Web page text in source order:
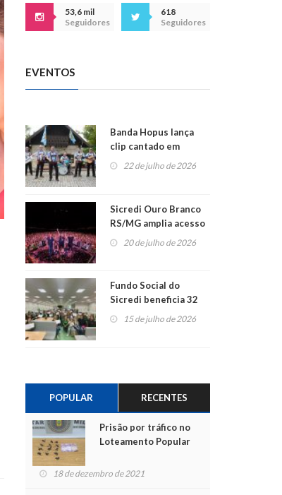
53,6 mil
Seguidores
618
Seguidores
EVENTOS
Banda Hopus lança
clip cantado em
alemão e inglês
22 de julho de 2026
Sicredi Ouro Branco
RS/MG amplia acesso
ao show dos 45 anos
para mais associados
20 de julho de 2026
Fundo Social do
Sicredi beneficia 32
projetos em
15 de julho de 2026
POPULAR RECENTES
Prisão por tráfico no
Loteamento Popular
18 de dezembro de 2021